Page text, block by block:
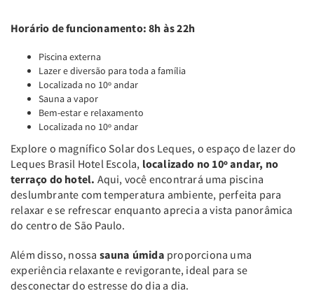
Horário de funcionamento: 8h às 22h
Piscina externa
Lazer e diversão para toda a família
Localizada no 10º andar
Sauna a vapor
Bem-estar e relaxamento
Localizada no 10º andar
Explore o magnífico Solar dos Leques, o espaço de lazer do
Leques Brasil Hotel Escola, localizado no 10º andar, no
terraço do hotel. Aqui, você encontrará uma piscina
deslumbrante com temperatura ambiente, perfeita para
relaxar e se refrescar enquanto aprecia a vista panorâmica
do centro de São Paulo.
Além disso, nossa sauna úmida proporciona uma
experiência relaxante e revigorante, ideal para se
desconectar do estresse do dia a dia.